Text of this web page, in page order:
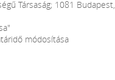
Társaság; 1081 Budapest,
módosítása